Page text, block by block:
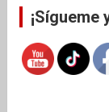
¡Sígueme